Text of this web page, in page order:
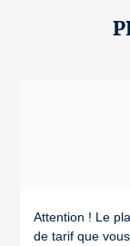
Attention ! Le
de tarif que